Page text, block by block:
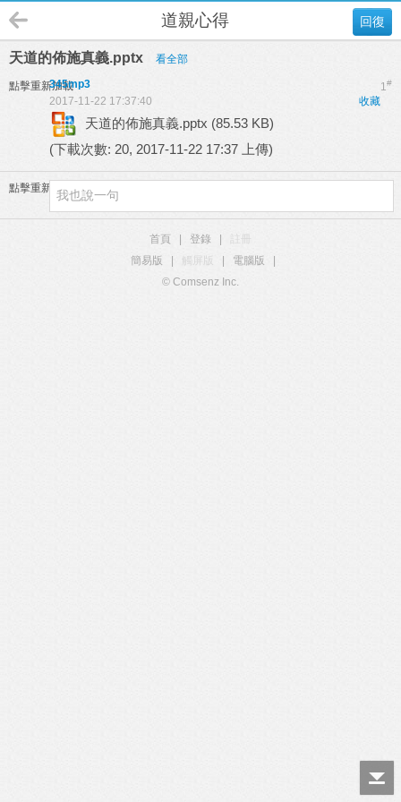
回復
道親心得
天道的佈施真義.pptx 看全部
點擊重新加載 1#
345mp3
收藏
2017-11-22 17:37:40
天道的佈施真義.pptx (85.53 KB)
(下載次數: 20, 2017-11-22 17:37 上傳)
點擊重新加載
首頁 登錄
簡易版
觸屏版 電腦版
© Comsenz Inc.